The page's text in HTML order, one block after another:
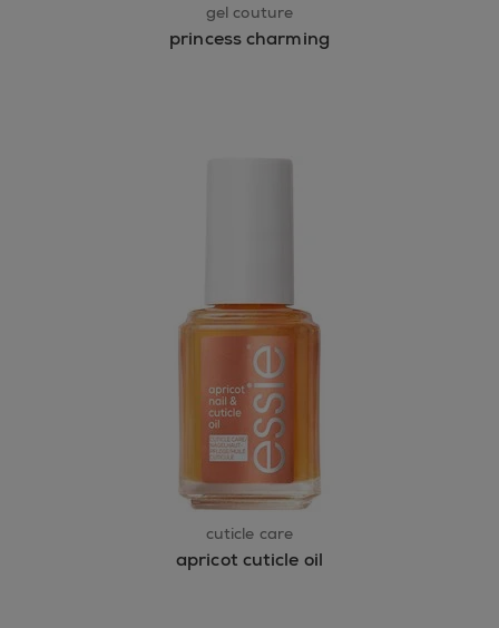
gel couture
princess charming
cuticle care
apricot cuticle oil